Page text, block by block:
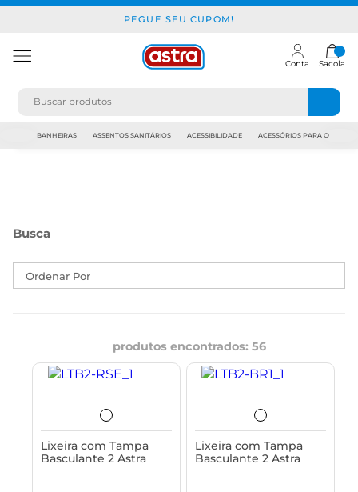
PEGUE SEU CUPOM!
Conta Sacola
BANHEIRAS ASSENTOS SANITÁRIOS ACESSIBILIDADE ACESSÓRIOS PARA
Ordenar Por
produtos encontrados: 56
Lixeira com Tampa
Basculante 2 Astra
Lixeira com Tampa
Basculante 2 Astra